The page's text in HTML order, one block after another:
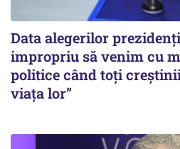
Data alegerilor
impropriu să venim cu
politice când toți
viața lor”